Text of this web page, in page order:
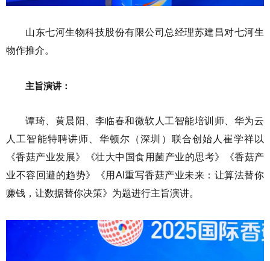
山东七河生物科技股份有限公司总经理苏建昌对七河生
物作推介。
主旨演讲：
谭琦、黄晨阳、李临春和微软人工智能培训师、华为云
人工智能特聘讲师、华顿尔（深圳）联合创始人崔学祥以
《香菇产业发展》《壮大中国食用菌产业的思考》《香菇产
业不容回避的趋势》《用AI重写香菇产业未来：让算法替你
赚钱，让数据替你决策》为题进行主旨演讲。